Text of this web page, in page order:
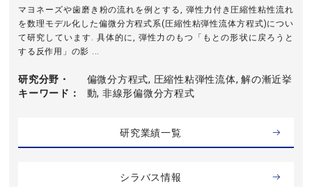
マヨネーズや歯磨き粉の流れを例とする, 弾性力付き圧縮性粘性流れ
を数理モデル化した偏微分方程式系(圧縮性粘弾性流体方程式)につい
て研究しています. 具体的に, 弾性力のもつ「もとの形状に戻ろうと
する反作用」の影 ...
研究分野・
キーワード
偏微分方程式, 圧縮性粘弾性流体, 解の漸近挙
動, 非線形偏微分方程式
研究業績一覧
シラバス情報